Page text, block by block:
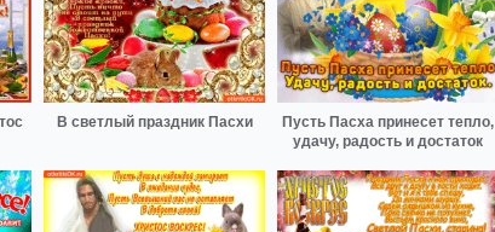
В светлый праздник Пасхи
Пусть Пасха принесет тепло,
удачу, радость и достаток